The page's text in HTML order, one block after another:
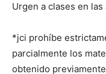
Urgen a clases en
*jci prohíbe
parcialmente los
obtenido